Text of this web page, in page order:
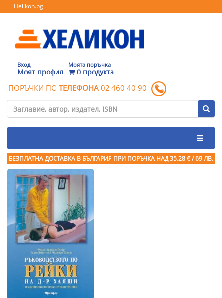
Helikon.bg
Вход
Моят профил
Моята поръчка
0 продукта
ПОРЪЧКИ ПО ТЕЛЕФОНА 02 460 40 90
БЕЗПЛАТНА ДОСТАВКА В БЪЛГАРИЯ ПРИ ПОРЪЧКА НАД 35.28 € / 69 ЛВ.